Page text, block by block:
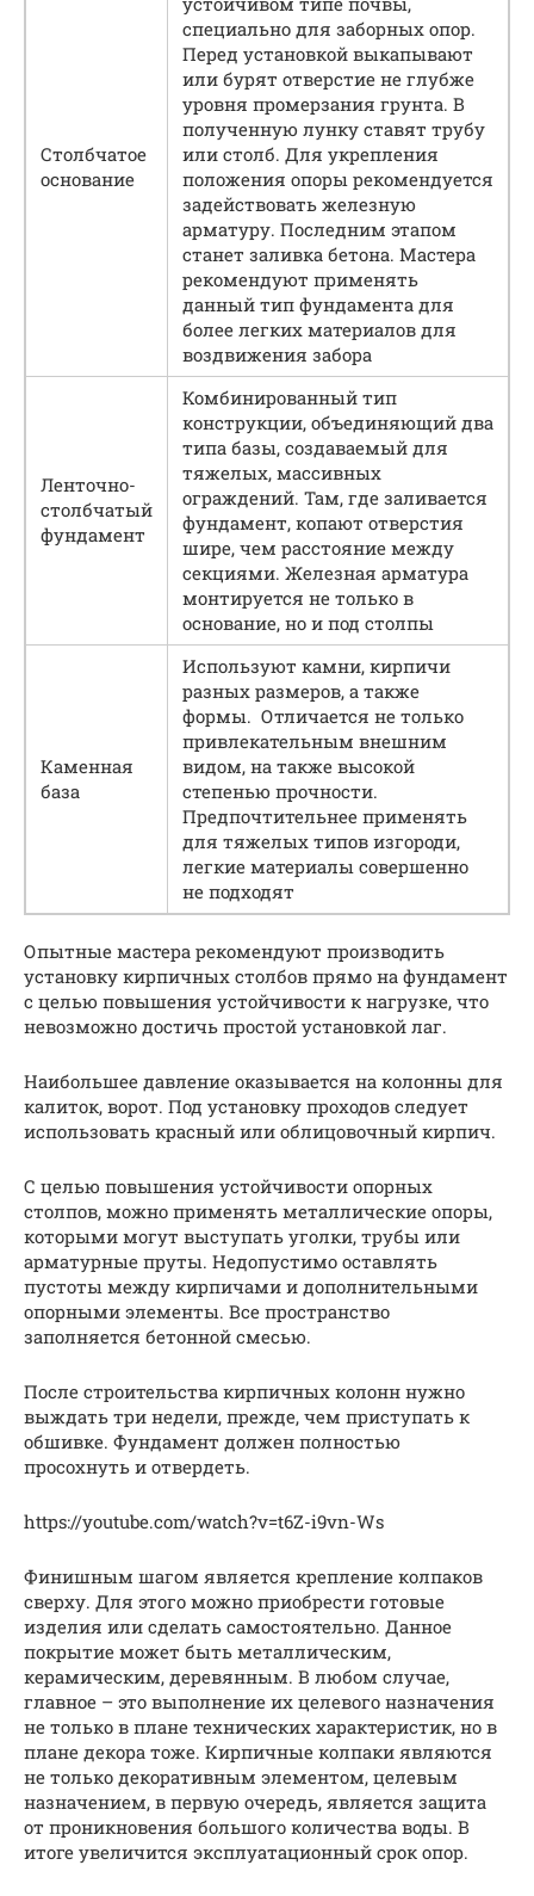
Столбчатое
основание
специально для заборных опор.
Перед установкой выкапывают
или бурят отверстие не глубже
уровня промерзания грунта. В
полученную лунку ставят трубу
или столб. Для укрепления
положения опоры рекомендуется
задействовать железную
арматуру. Последним этапом
станет заливка бетона. Мастера
рекомендуют применять
данный тип фундамента для
более легких материалов для
воздвижения забора
Ленточно-
столбчатый
фундамент
Комбинированный тип
конструкции, объединяющий два
типа базы, создаваемый для
тяжелых, массивных
ограждений. Там, где заливается
фундамент, копают отверстия
шире, чем расстояние между
секциями. Железная арматура
монтируется не только в
основание, но и под столпы
Каменная
база
Используют камни, кирпичи
разных размеров, а также
формы. Отличается не только
привлекательным внешним
видом, на также высокой
степенью прочности.
Предпочтительнее применять
для тяжелых типов изгороди,
легкие материалы совершенно
не подходят
Опытные мастера рекомендуют производить
установку кирпичных столбов прямо на фундамент
с целью повышения устойчивости к нагрузке, что
невозможно достичь простой установкой лаг.
Наибольшее давление оказывается на колонны для
калиток, ворот. Под установку проходов следует
использовать красный или облицовочный кирпич.
С целью повышения устойчивости опорных
столпов, можно применять металлические опоры,
которыми могут выступать уголки, трубы или
арматурные пруты. Недопустимо оставлять
пустоты между кирпичами и дополнительными
опорными элементы. Все пространство
заполняется бетонной смесью.
После строительства кирпичных колонн нужно
выждать три недели, прежде, чем приступать к
обшивке. Фундамент должен полностью
просохнуть и отвердеть.
https://youtube.com/watch?v=t6Z-i9vn-Ws
Финишным шагом является крепление колпаков
сверху. Для этого можно приобрести готовые
изделия или сделать самостоятельно. Данное
покрытие может быть металлическим,
керамическим, деревянным. В любом случае,
главное – это выполнение их целевого назначения
не только в плане технических характеристик, но в
плане декора тоже. Кирпичные колпаки являются
не только декоративным элементом, целевым
назначением, в первую очередь, является защита
от проникновения большого количества воды. В
итоге увеличится эксплуатационный срок опор.